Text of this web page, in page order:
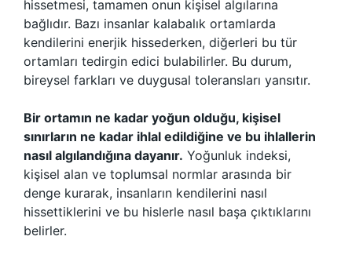
hissetmesi, tamamen onun kişisel algılarına
bağlıdır. Bazı insanlar kalabalık ortamlarda
kendilerini enerjik hissederken, diğerleri bu tür
ortamları tedirgin edici bulabilirler. Bu durum,
bireysel farkları ve duygusal toleransları yansıtır.
Bir ortamın ne kadar yoğun olduğu, kişisel
sınırların ne kadar ihlal edildiğine ve bu ihlallerin
nasıl algılandığına dayanır. Yoğunluk indeksi,
kişisel alan ve toplumsal normlar arasında bir
denge kurarak, insanların kendilerini nasıl
hissettiklerini ve bu hislerle nasıl başa çıktıklarını
belirler.